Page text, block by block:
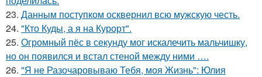
23. Данным поступком осквернил всю мужскую честь.
24. "Кто Куды, а я на Курорт".
25. Огромный пёс в секунду мог искалечить мальчишку,
но он появился и встал стеной между ними ….
26. "Я не Разочаровываю Тебя, моя Жизнь": Юлия